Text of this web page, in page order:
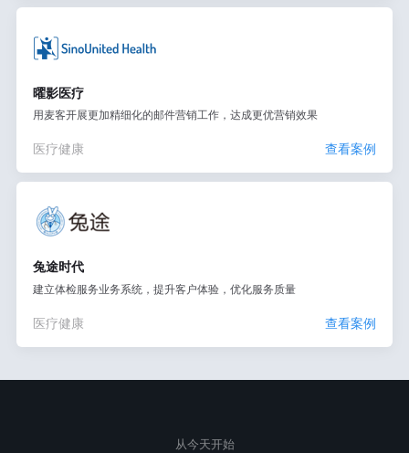
曜影医疗
用麦客开展更加精细化的邮件营销工作，达成更优营销效果
医疗健康 查看案例
兔途时代
建立体检服务业务系统，提升客户体验，优化服务质量
医疗健康 查看案例
从今天开始